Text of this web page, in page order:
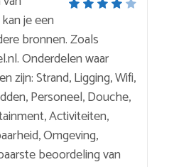
je een
bronnen. Zoals
Onderdelen waar
zijn: Strand, Ligging, Wifi,
Personeel, Douche,
Activiteiten,
Omgeving,
beoordeling van